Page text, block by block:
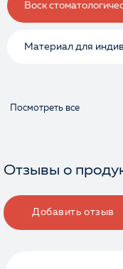
Воск
Материал для
Посмотреть все
Отзывы о
Добавить отзыв